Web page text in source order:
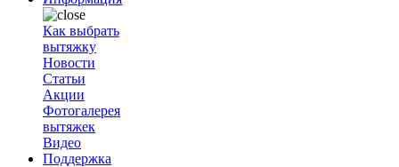
Как выбрать
вытяжку
Новости
Статьи
Акции
Фотогалерея
вытяжек
Видео
Поддержка